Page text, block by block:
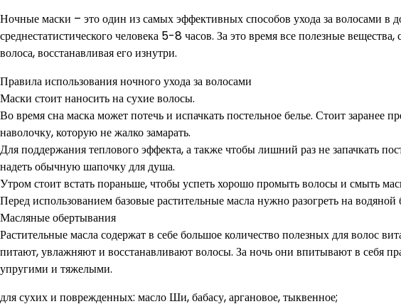
Ночные маски – это один из самых эффективных способов ухода за волосами в
среднестатистического человека 5-8 часов. За это время все полезные
волоса, восстанавливая его изнутри.
Правила использования ночного ухода за волосами
Маски стоит наносить на сухие волосы.
Во время сна маска может потечь и испачкать постельное белье. Стоит заранее
наволочку, которую не жалко замарать.
Для поддержания теплового эффекта, а также чтобы лишний раз не запачкать
надеть обычную шапочку для душа.
Утром стоит встать пораньше, чтобы успеть хорошо промыть волосы и смыть
Перед использованием базовые растительные масла нужно разогреть на
Масляные обертывания
Растительные масла содержат в себе большое количество полезных для волос
питают, увлажняют и восстанавливают волосы. За ночь они впитывают в себя
упругими и тяжелыми.
для сухих и поврежденных: масло Ши, бабасу, аргановое, тыквенное;